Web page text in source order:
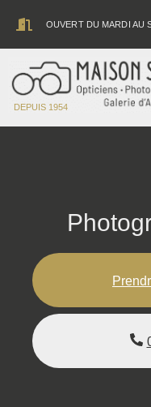
principalOUVERT DU MARDI AU
DEPUIS 1954